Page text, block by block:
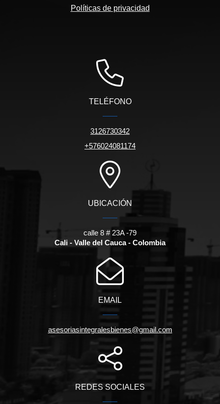
Políticas de privacidad
TELÉFONO
3126730342
+576024081174
UBICACIÓN
calle 8 # 23A -79
Cali - Valle del Cauca - Colombia
EMAIL
asesoriasintegralesbienes@gmail.com
REDES SOCIALES